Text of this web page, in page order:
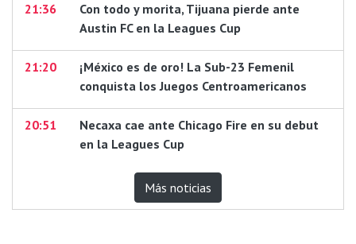
21:36
Con todo y morita, Tijuana pierde ante
Austin FC en la Leagues Cup
21:20
¡México es de oro! La Sub-23 Femenil
conquista los Juegos Centroamericanos
20:51
Necaxa cae ante Chicago Fire en su debut
en la Leagues Cup
Más noticias